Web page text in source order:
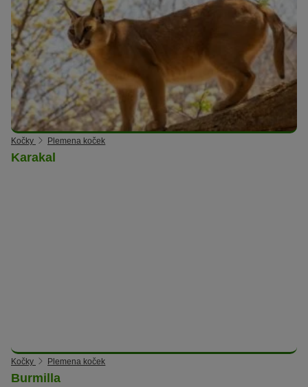
Kočky Plemena koček
Karakal
Kočky Plemena koček
Burmilla